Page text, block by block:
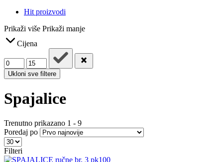
Hit proizvodi
Prikaži više Prikaži manje
Cijena
Ukloni sve filtere
Spajalice
Trenutno prikazano 1 - 9
Poredaj po
Filteri